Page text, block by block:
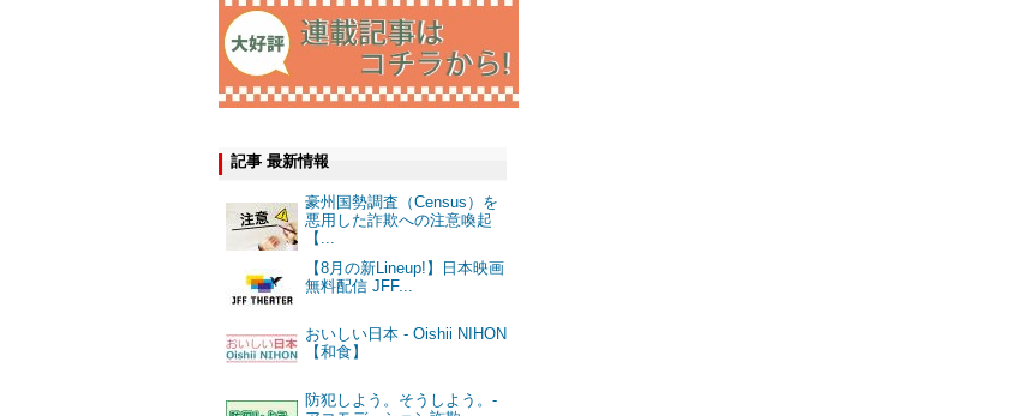
記事 最新情報
豪州国勢調査（Census）を
悪用した詐欺への注意喚起
【...
【8月の新Lineup!】日本映画
無料配信 JFF...
おいしい日本 - Oishii NIHON
【和食】
防犯しよう。そうしよう。-